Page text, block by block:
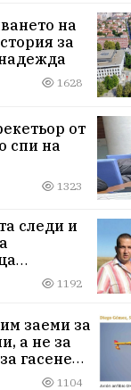
на
за
1628
от
спи на
1323
следи и
1192
заеми за
а не за
гасене
1104